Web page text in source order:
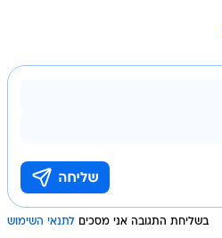
בשליחת התגובה אני מסכים לתנאי השימוש